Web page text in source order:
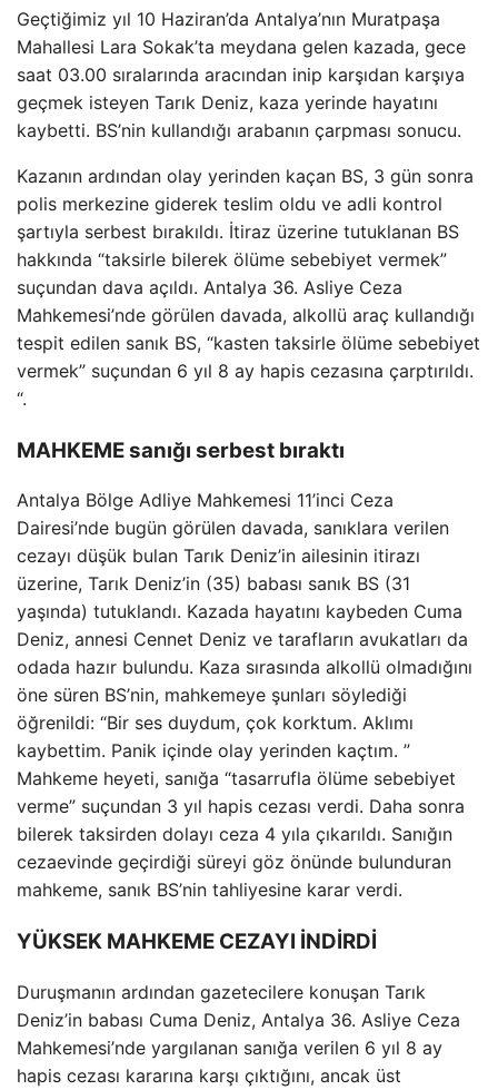
Geçtiğimiz yıl 10 Haziran’da Antalya’nın Muratpaşa
Mahallesi Lara Sokak’ta meydana gelen kazada, gece
saat 03.00 sıralarında aracından inip karşıdan karşıya
geçmek isteyen Tarık Deniz, kaza yerinde hayatını
kaybetti. BS’nin kullandığı arabanın çarpması sonucu.
Kazanın ardından olay yerinden kaçan BS, 3 gün sonra
polis merkezine giderek teslim oldu ve adli kontrol
şartıyla serbest bırakıldı. İtiraz üzerine tutuklanan BS
hakkında “taksirle bilerek ölüme sebebiyet vermek”
suçundan dava açıldı. Antalya 36. Asliye Ceza
Mahkemesi’nde görülen davada, alkollü araç kullandığı
tespit edilen sanık BS, “kasten taksirle ölüme sebebiyet
vermek” suçundan 6 yıl 8 ay hapis cezasına çarptırıldı.
“.
MAHKEME sanığı serbest bıraktı
Antalya Bölge Adliye Mahkemesi 11’inci Ceza
Dairesi’nde bugün görülen davada, sanıklara verilen
cezayı düşük bulan Tarık Deniz’in ailesinin itirazı
üzerine, Tarık Deniz’in (35) babası sanık BS (31
yaşında) tutuklandı. Kazada hayatını kaybeden Cuma
Deniz, annesi Cennet Deniz ve tarafların avukatları da
odada hazır bulundu. Kaza sırasında alkollü olmadığını
öne süren BS’nin, mahkemeye şunları söylediği
öğrenildi: “Bir ses duydum, çok korktum. Aklımı
kaybettim. Panik içinde olay yerinden kaçtım. ”
Mahkeme heyeti, sanığa “tasarrufla ölüme sebebiyet
verme” suçundan 3 yıl hapis cezası verdi. Daha sonra
bilerek taksirden dolayı ceza 4 yıla çıkarıldı. Sanığın
cezaevinde geçirdiği süreyi göz önünde bulunduran
mahkeme, sanık BS’nin tahliyesine karar verdi.
YÜKSEK MAHKEME CEZAYI İNDİRDİ
Duruşmanın ardından gazetecilere konuşan Tarık
Deniz’in babası Cuma Deniz, Antalya 36. Asliye Ceza
Mahkemesi’nde yargılanan sanığa verilen 6 yıl 8 ay
hapis cezası kararına karşı çıktığını, ancak üst